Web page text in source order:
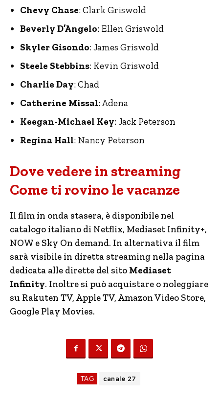
Chevy Chase: Clark Griswold
Beverly D’Angelo: Ellen Griswold
Skyler Gisondo: James Griswold
Steele Stebbins: Kevin Griswold
Charlie Day: Chad
Catherine Missal: Adena
Keegan-Michael Key: Jack Peterson
Regina Hall: Nancy Peterson
Dove vedere in streaming
Come ti rovino le vacanze
Il film in onda stasera, è disponibile nel
catalogo italiano di Netflix, Mediaset Infinity+,
NOW e Sky On demand. In alternativa il film
sarà visibile in diretta streaming nella pagina
dedicata alle dirette del sito Mediaset
Infinity. Inoltre si può acquistare o noleggiare
su Rakuten TV, Apple TV, Amazon Video Store,
Google Play Movies.
TAG canale 27